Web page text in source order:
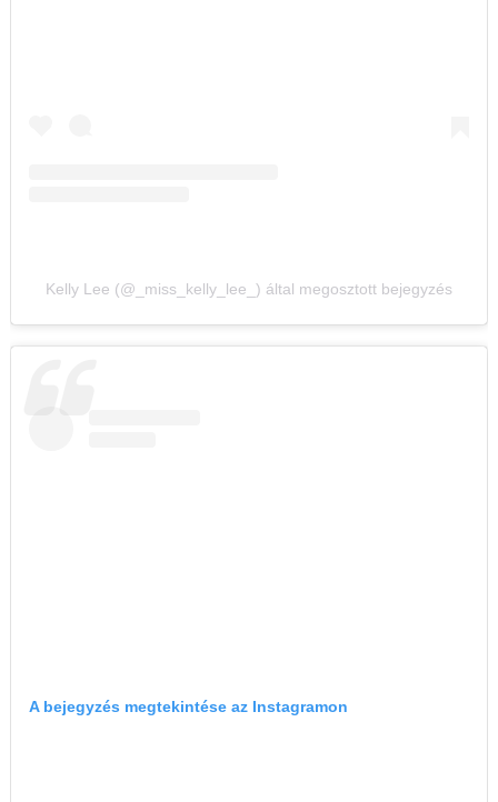
Kelly Lee (@_miss_kelly_lee_) által megosztott bejegyzés
A bejegyzés megtekintése az Instagramon